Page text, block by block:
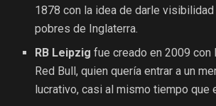
1878 con la idea de darle
pobres de Inglaterra.
RB Leipzig fue creado en 2009 con
Red Bull, quien quería entrar a un
lucrativo, casi al mismo tiempo que